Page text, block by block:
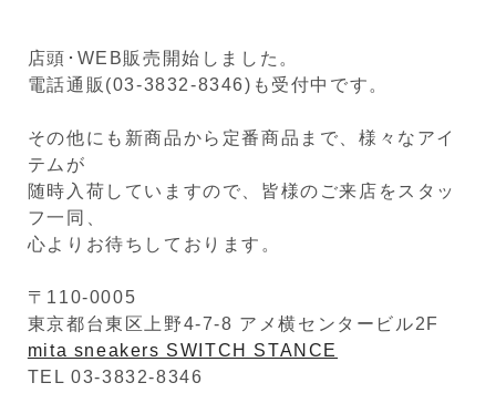
店頭･WEB販売開始しました。
電話通販(03-3832-8346)も受付中です。
その他にも新商品から定番商品まで、様々なアイ
テムが
随時入荷していますので、皆様のご来店をスタッ
フ一同、
心よりお待ちしております。
〒110-0005
東京都台東区上野4-7-8 アメ横センタービル2F
mita sneakers SWITCH STANCE
TEL 03-3832-8346